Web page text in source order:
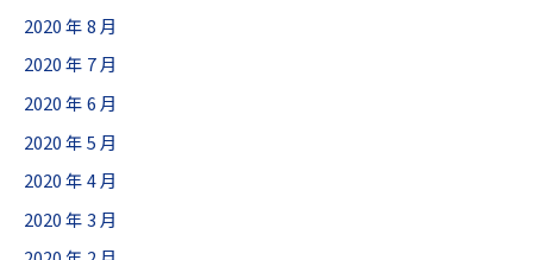
2020 年 8 月
2020 年 7 月
2020 年 6 月
2020 年 5 月
2020 年 4 月
2020 年 3 月